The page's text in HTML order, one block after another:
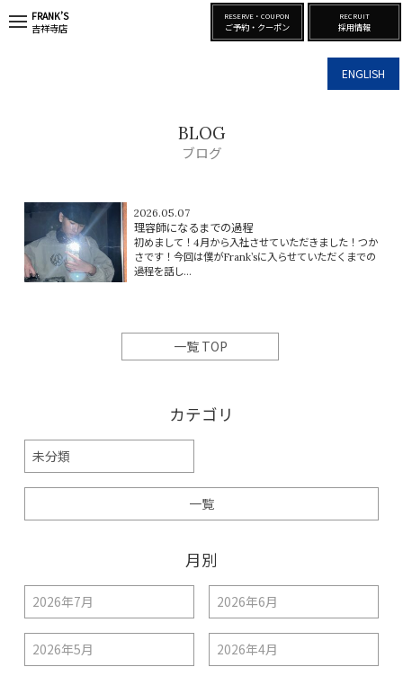
ENGLISH
FRANK’S
吉祥寺店
RESERVE・COUPON
ご予約・クーポン
RECRUIT
採用情報
BLOG
ブログ
2026.05.07
理容師になるまでの過程
初めまして！4月から入社させていただきました！つか
さです！今回は僕がFrank’sに入らせていただくまでの
過程を話し...
一覧 TOP
カテゴリ
未分類
一覧
月別
2026年7月 2026年6月
2026年5月 2026年4月
t